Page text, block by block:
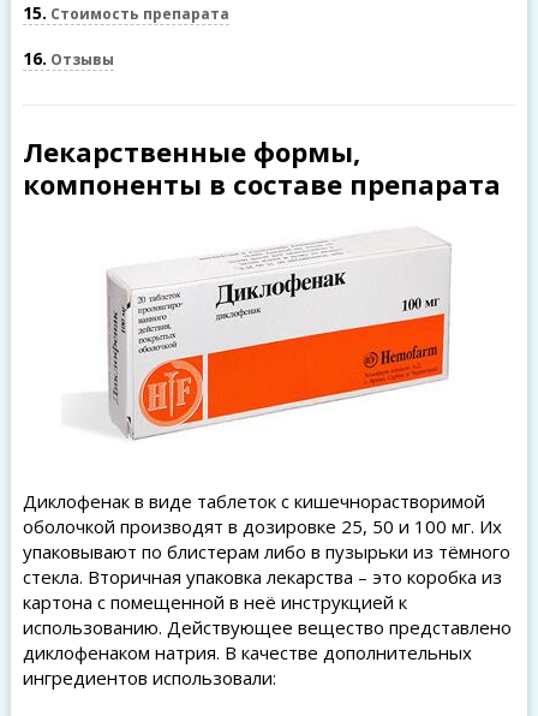
15 Стоимость препарата
16 Отзывы
Лекарственные формы,
компоненты в составе препарата
Диклофенак в виде таблеток с кишечнорастворимой
оболочкой производят в дозировке 25, 50 и 100 мг. Их
упаковывают по блистерам либо в пузырьки из тёмного
стекла. Вторичная упаковка лекарства – это коробка из
картона с помещенной в неё инструкцией к
использованию. Действующее вещество представлено
диклофенаком натрия. В качестве дополнительных
ингредиентов использовали: